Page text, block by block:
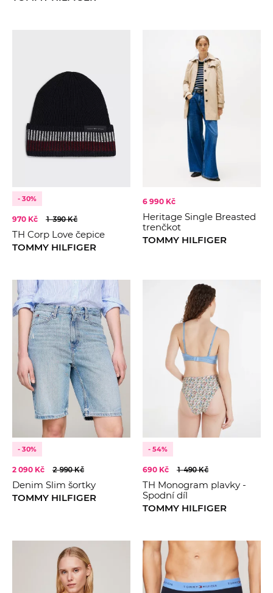
- 30%
970 Kč 1 390 Kč
TH Corp Love čepice
TOMMY HILFIGER
6 990 Kč
Heritage Single Breasted
trenčkot
TOMMY HILFIGER
- 30%
2 090 Kč 2 990 Kč
Denim Slim šortky
TOMMY HILFIGER
- 54%
690 Kč 1 490 Kč
TH Monogram plavky -
Spodní díl
TOMMY HILFIGER